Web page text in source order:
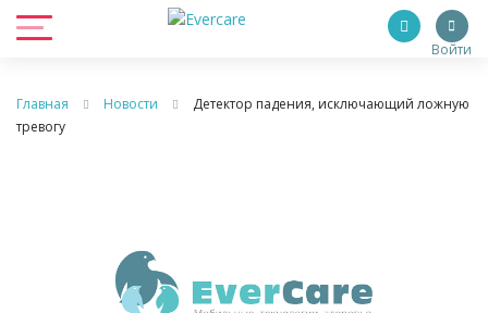
Войти
Главная Новости
Детектор падения, исключающий ложную
тревогу